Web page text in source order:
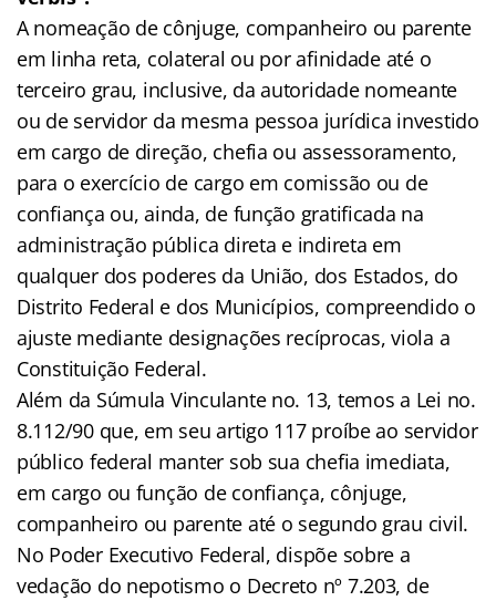
A nomeação de cônjuge, companheiro ou parente
em linha reta, colateral ou por afinidade até o
terceiro grau, inclusive, da autoridade nomeante
ou de servidor da mesma pessoa jurídica investido
em cargo de direção, chefia ou assessoramento,
para o exercício de cargo em comissão ou de
confiança ou, ainda, de função gratificada na
administração pública direta e indireta em
qualquer dos poderes da União, dos Estados, do
Distrito Federal e dos Municípios, compreendido o
ajuste mediante designações recíprocas, viola a
Constituição Federal.
Além da Súmula Vinculante no. 13, temos a Lei no.
8.112/90 que, em seu artigo 117 proíbe ao servidor
público federal manter sob sua chefia imediata,
em cargo ou função de confiança, cônjuge,
companheiro ou parente até o segundo grau civil.
No Poder Executivo Federal, dispõe sobre a
vedação do nepotismo o Decreto nº 7.203, de